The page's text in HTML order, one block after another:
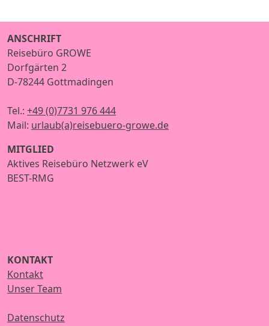
ANSCHRIFT
Reisebüro GROWE
Dorfgärten 2
D-78244 Gottmadingen
Tel.: +49 (0)7731 976 444
Mail: urlaub(a)reisebuero-growe.de
MITGLIED
Aktives Reisebüro Netzwerk eV
BEST-RMG
KONTAKT
Kontakt
Unser Team
Datenschutz